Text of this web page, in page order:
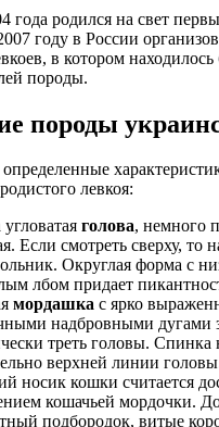
года родился на свет
году в России
в котором находилось
породы.
породы
левкоя:
голова, немного
Если смотреть сверху, то
Округлая форма с
лбом придает
мордашка с ярко
надбровными дугами
треть головы. Спинка
верхней линии
носик кошки считается
кошачьей мордочки.
подбородок, витые